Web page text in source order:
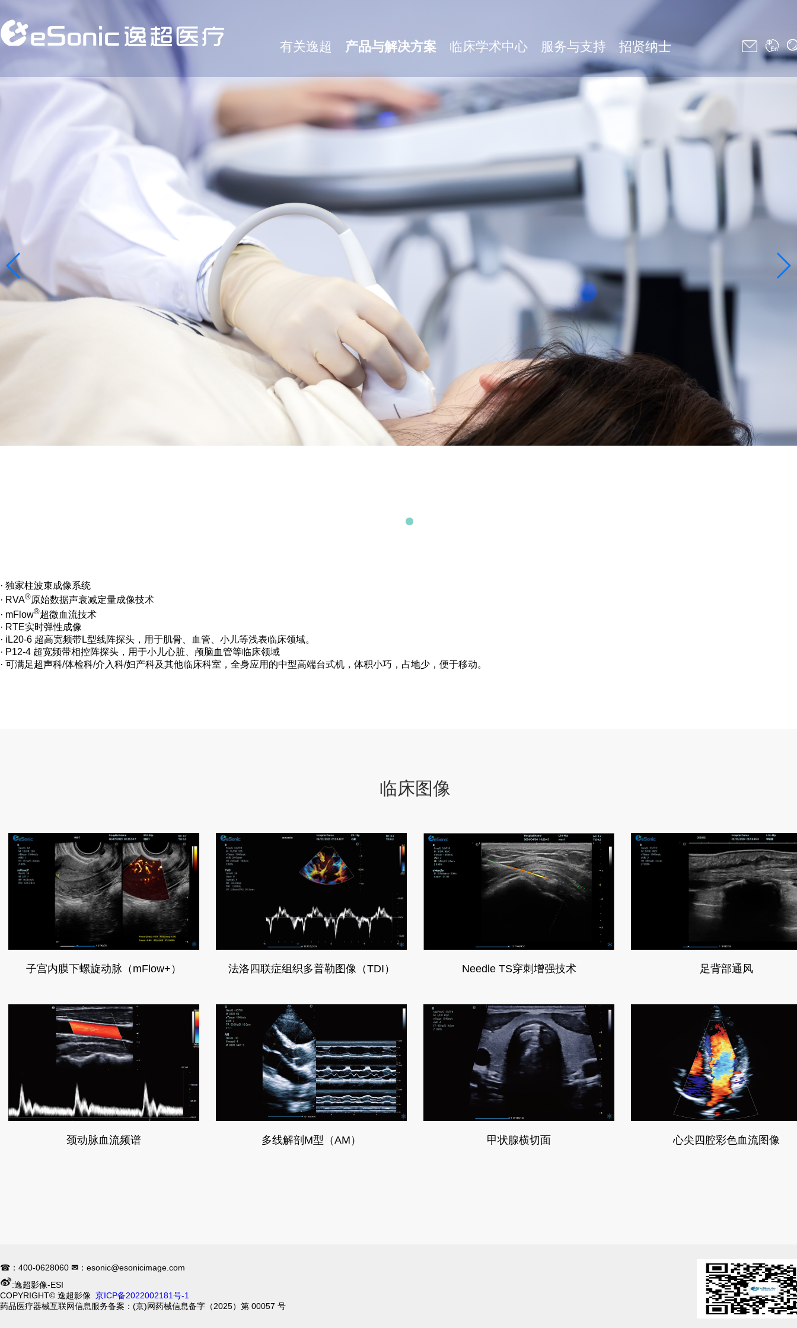
有关逸超 产品与解决方案 临床学术中心 服务与支持 招贤纳士
· 独家柱波束成像系统
· RVA®️原始数据声衰减定量成像技术
· mFlow®️超微血流技术
· RTE实时弹性成像
· iL20-6 超高宽频带L型线阵探头，用于肌骨、血管、小儿等浅表临床领域。
· P12-4 超宽频带相控阵探头，用于小儿心脏、颅脑血管等临床领域
· 可满足超声科/体检科/介入科/妇产科及其他临床科室，全身应用的中型高端台式机，体积小巧，占地少，便于移动。
临床图像
子宫内膜下螺旋动脉（mFlow+） 法洛四联症组织多普勒图像（TDI） Needle TS穿刺增强技术 足背部通风
颈动脉血流频谱 多线解剖M型（AM） 甲状腺横切面 心尖四腔彩色血流图像
☎ ：400-0628060 ✉ ：esonic@esonicimage.com
:逸超影像-ESI
COPYRIGHT© 逸超影像 京ICP备2022002181号-1
药品医疗器械互联网信息服务备案：(京)网药械信息备字（2025）第 00057 号